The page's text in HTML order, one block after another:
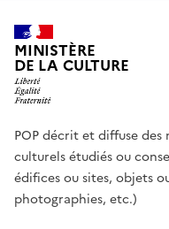
MINISTÈRE
DE LA CULTURE
POP décrit et diffuse
culturels étudiés ou
édifices ou sites, objets
photographies, etc.)